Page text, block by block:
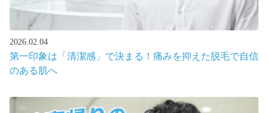
2026.02.04
第一印象は「清潔感」で決まる！痛みを抑えた脱毛で自信
のある肌へ